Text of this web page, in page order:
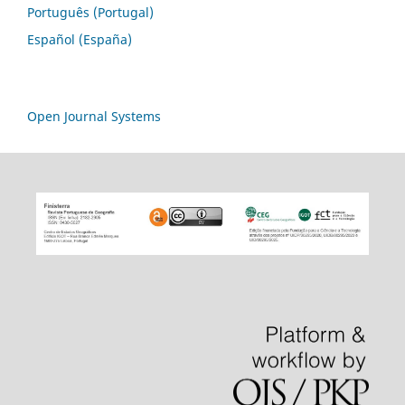
Português (Portugal)
Español (España)
Open Journal Systems